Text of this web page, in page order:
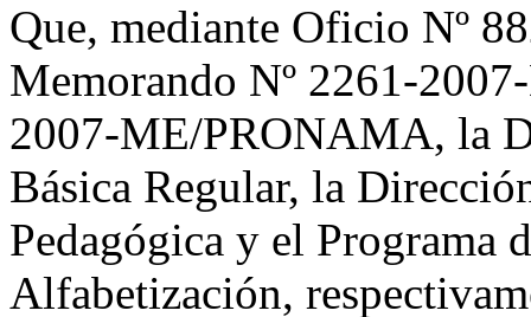
Que, mediante Oficio Nº
Memorando Nº 2261-
2007-ME/PRONAMA, la
Básica Regular, la
Pedagógica y el
Alfabetización,